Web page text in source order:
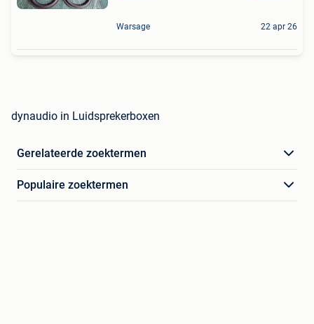
Warsage 22 apr 26
dynaudio in Luidsprekerboxen
Gerelateerde zoektermen
Populaire zoektermen